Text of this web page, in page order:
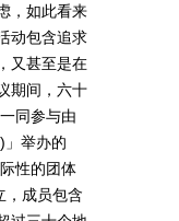
，如此看来
动包含追求
又甚至是在
期间，六十
同参与由
」举办的
性的团体
，成员包含